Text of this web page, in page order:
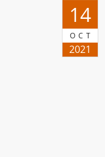
14
OCT
2021